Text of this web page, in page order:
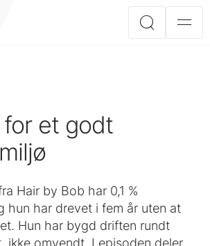
for et godt
Hair by Bob har 0,1 %
hun har drevet i fem år uten at
Hun har bygd driften rundt
ikke omvendt. I episoden deler